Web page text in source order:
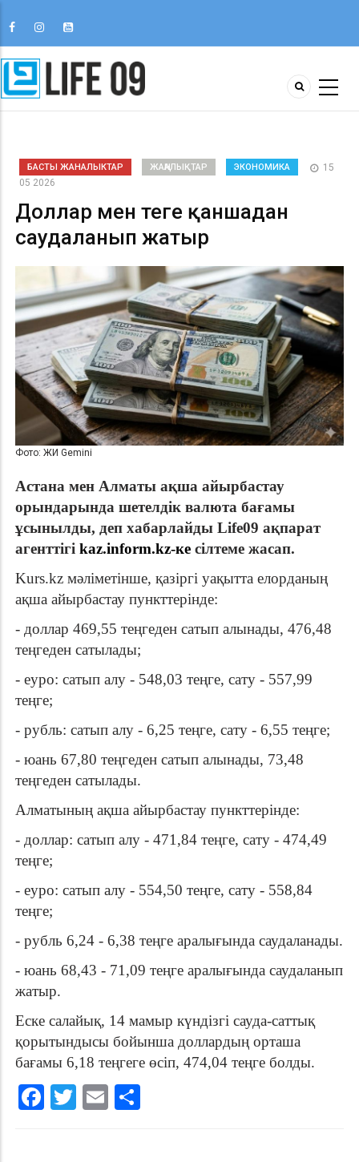
БАСТЫ ЖАНАЛЫКТАР ЖАҢАЛЫҚТАР ЭКОНОМИКА
15
05 2026
Доллар мен теңге қаншадан
саудаланып жатыр
Фото: ЖИ Gemini
Астана мен Алматы ақша айырбастау
орындарында шетелдік валюта бағамы
ұсынылды, деп хабарлайды Life09 ақпарат
агенттігі kaz.inform.kz-ке сілтеме жасап.
Kurs.kz мәліметінше, қазіргі уақытта елорданың
ақша айырбастау пункттерінде:
- доллар 469,55 теңгеден сатып алынады, 476,48
теңгеден сатылады;
- еуро: сатып алу - 548,03 теңге, сату - 557,99
теңге;
- рубль: сатып алу - 6,25 теңге, сату - 6,55 теңге;
- юань 67,80 теңгеден сатып алынады, 73,48
теңгеден сатылады.
Алматының ақша айырбастау пункттерінде:
- доллар: сатып алу - 471,84 теңге, сату - 474,49
теңге;
- еуро: сатып алу - 554,50 теңге, сату - 558,84
теңге;
- рубль 6,24 - 6,38 теңге аралығында саудаланады.
- юань 68,43 - 71,09 теңге аралығында саудаланып
жатыр.
Еске салайық, 14 мамыр күндізгі сауда-саттық
қорытындысы бойынша доллардың орташа
бағамы 6,18 теңгеге өсіп, 474,04 теңге болды.
Facebook
Twitter
Email